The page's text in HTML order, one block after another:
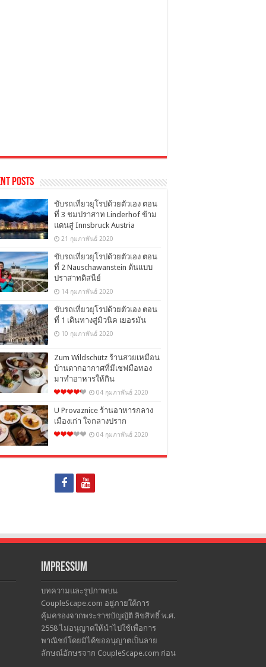
Posts
ขับรถเที่ยวยุโรปด้วยตัวเอง ตอน
ที่ 3 ชมปราสาท Linderhof ข้าม
แดนสู่ Innsbruck Austria
21 กุมภาพันธ์ 2020
ขับรถเที่ยวยุโรปด้วยตัวเอง ตอน
ที่ 2 Nauschawanstein ต้นแบบ
ปราสาทดิสนีย์
14 กุมภาพันธ์ 2020
ขับรถเที่ยวยุโรปด้วยตัวเอง ตอน
ที่ 1 เดินทางสู่มิวนิค เยอรมัน
10 กุมภาพันธ์ 2020
Zum Wildschütz ร้านสวยเหมือน
บ้านตากอากาศที่มีเชฟมือทอง
มาทำอาหารให้กิน
04 กุมภาพันธ์ 2020
U Provaznice ร้านอาหารกลาง
เมืองเก่า ใจกลางปราก
04 กุมภาพันธ์ 2020
Impressum
บทความและรูปภาพบน
CoupleScape.com อยู่ภายใต้การ
คุ้มครองจากพระราชบัญญัติ ลิขสิทธิ์ พ.ศ.
2558 ไม่อนุญาตให้นำไปใช้เพื่อการ
พาณิชย์โดยมิได้ขออนุญาตเป็นลาย
ลักษณ์อักษรจาก CoupleScape.com ก่อน